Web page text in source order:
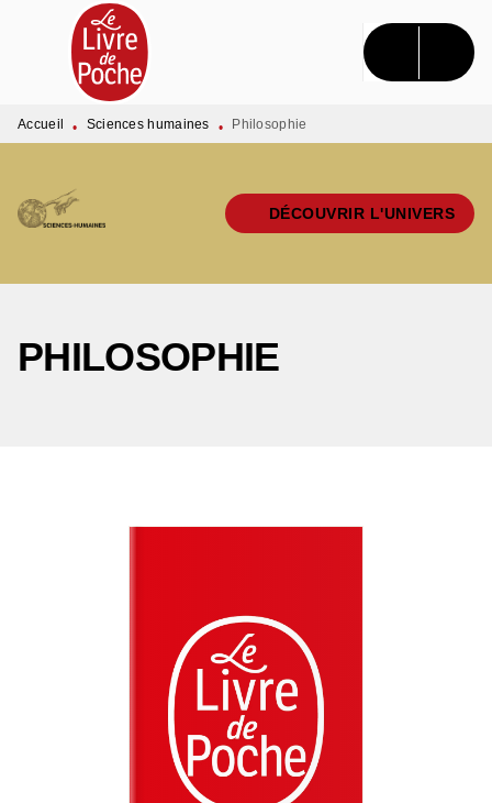
MENU RECHERCHE CONTENU
PIED DE PAGE
Accueil • Sciences humaines • Philosophie
DÉCOUVRIR L'UNIVERS
PHILOSOPHIE